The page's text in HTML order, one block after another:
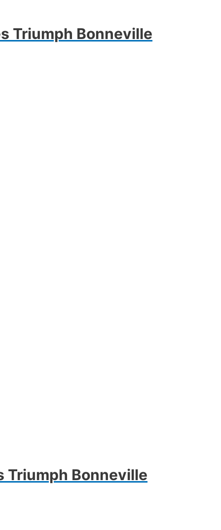
Triumph Bonneville
Triumph Bonneville